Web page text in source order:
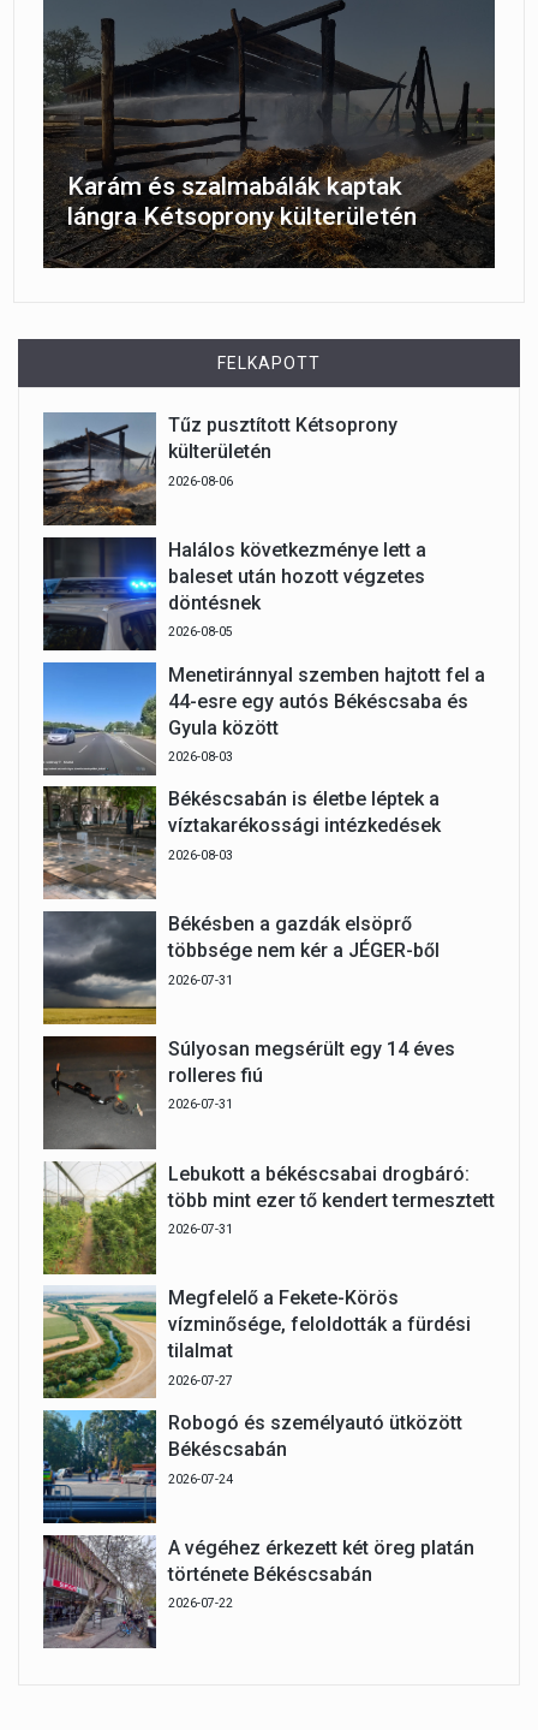
Karám és szalmabálák kaptak
lángra Kétsoprony külterületén
FELKAPOTT
Tűz pusztított Kétsoprony
külterületén
2026-08-06
Halálos következménye lett a
baleset után hozott végzetes
döntésnek
2026-08-05
Menetiránnyal szemben hajtott fel a
44-esre egy autós Békéscsaba és
Gyula között
2026-08-03
Békéscsabán is életbe léptek a
víztakarékossági intézkedések
2026-08-03
Békésben a gazdák elsöprő
többsége nem kér a JÉGER-ből
2026-07-31
Súlyosan megsérült egy 14 éves
rolleres fiú
2026-07-31
Lebukott a békéscsabai drogbáró:
több mint ezer tő kendert termesztett
2026-07-31
Megfelelő a Fekete-Körös
vízminősége, feloldották a fürdési
tilalmat
2026-07-27
Robogó és személyautó ütközött
Békéscsabán
2026-07-24
A végéhez érkezett két öreg platán
története Békéscsabán
2026-07-22